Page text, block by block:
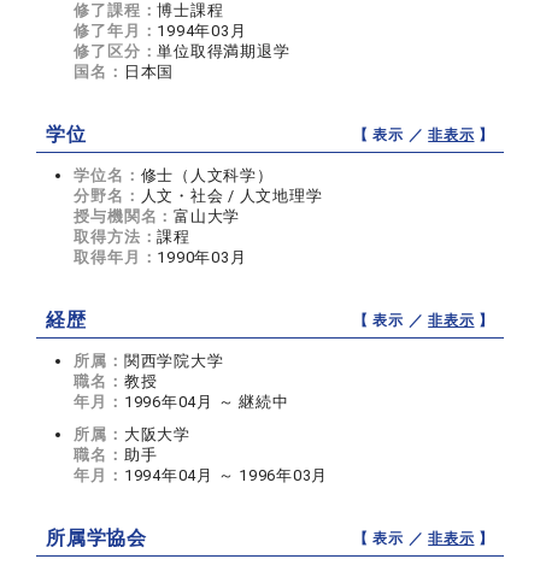
修了課程：博士課程
修了年月： 1994年03月
修了区分：単位取得満期退学
国名： 日本国
学位 【 表示 ／非表示 】
学位名： 修士（人文科学）
分野名： 人文・社会 / 人文地理学
授与機関名：富山大学
取得方法：課程
取得年月： 1990年03月
経歴 【 表示 ／非表示 】
所属： 関西学院大学
職名： 教授
年月： 1996年04月 ～ 継続中
所属： 大阪大学
職名： 助手
年月： 1994年04月 ～ 1996年03月
所属学協会 【 表示 ／非表示 】